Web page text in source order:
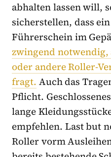
abhalten lassen will,
sicherstellen, dass
Führerschein im
zwingend
oder andere Roller-
fragt. Auch das
Pflicht.
lange
empfehlen. Last but
Roller vorm